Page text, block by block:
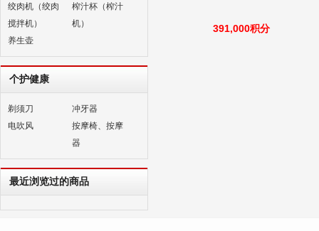
绞肉机（绞肉
搅拌机）
榨汁杯（榨汁
机）
养生壶
个护健康
剃须刀
冲牙器
电吹风
按摩椅、按摩
器
最近浏览过的商品
391,000积分